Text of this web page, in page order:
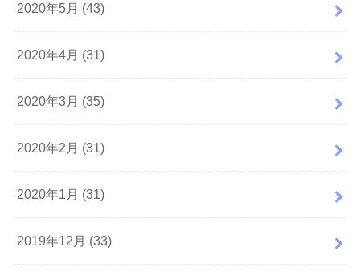
2020年5月 (43)
2020年4月 (31)
2020年3月 (35)
2020年2月 (31)
2020年1月 (31)
2019年12月 (33)